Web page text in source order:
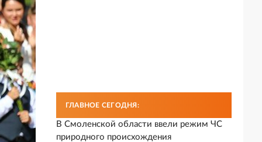
ГЛАВНОЕ СЕГОДНЯ:
В Смоленской области ввели режим ЧС
природного происхождения